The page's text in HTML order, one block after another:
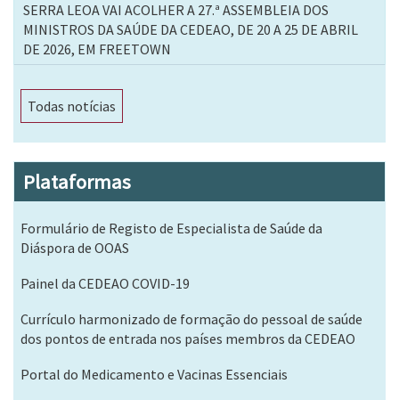
SERRA LEOA VAI ACOLHER A 27.ª ASSEMBLEIA DOS
MINISTROS DA SAÚDE DA CEDEAO, DE 20 A 25 DE ABRIL
DE 2026, EM FREETOWN
Todas notícias
Plataformas
Formulário de Registo de Especialista de Saúde da
Diáspora de OOAS
Painel da CEDEAO COVID-19
Currículo harmonizado de formação do pessoal de saúde
dos pontos de entrada nos países membros da CEDEAO
Portal do Medicamento e Vacinas Essenciais